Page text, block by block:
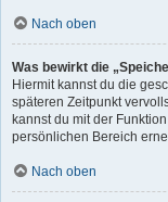
Nach oben
Was bewirkt die
Hiermit kannst du die
späteren Zeitpunkt
kannst du mit der
persönlichen Bereich
Nach oben